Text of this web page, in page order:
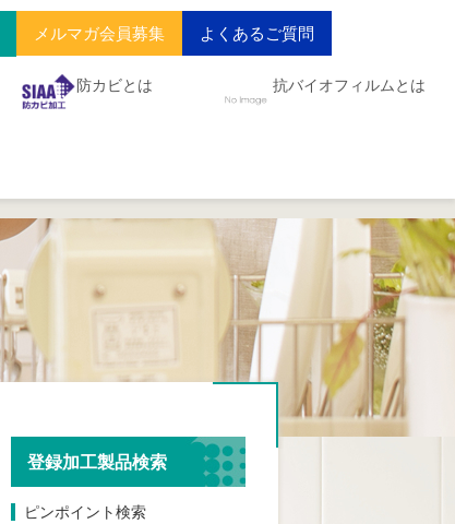
メルマガ会員募集 よくあるご質問
防カビとは 抗バイオフィルムとは
登録加工製品検索
ピンポイント検索